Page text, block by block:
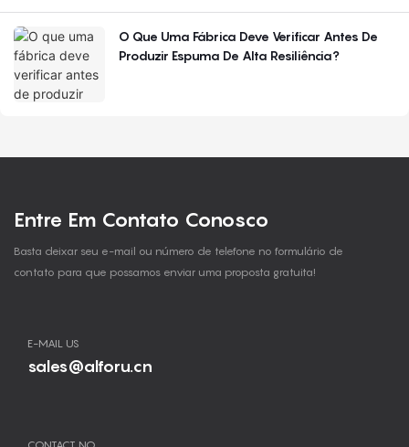
O Que Uma Fábrica Deve Verificar Antes De
Produzir Espuma De Alta Resiliência?
Entre Em Contato Conosco
Basta deixar seu e-mail ou número de telefone no formulário de
contato para que possamos enviar uma proposta gratuita!
E-MAIL US
sales@alforu.cn